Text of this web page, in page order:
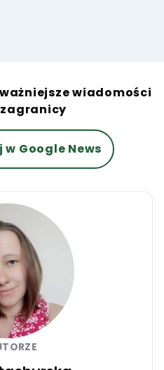
wiadomości
w Google News